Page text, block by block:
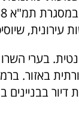
באזור.